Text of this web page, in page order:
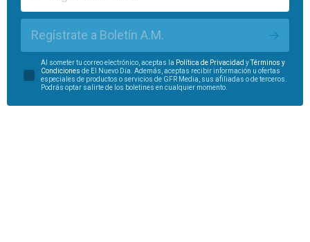
Regístrate a Boletín A.M.
Al someter tu correo electrónico, aceptas la Política de Privacidad yTérminos y
Condiciones de El Nuevo Día. Además, aceptas recibir información u ofertas
especiales de productos o servicios de GFR Media, sus afiliadas o de terceros.
Podrás optar salirte de los boletines en cualquier momento.